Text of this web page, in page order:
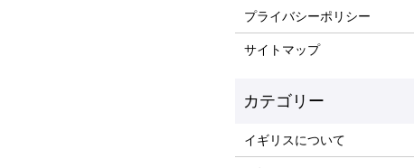
プライバシーポリシー
サイトマップ
イギリスについて